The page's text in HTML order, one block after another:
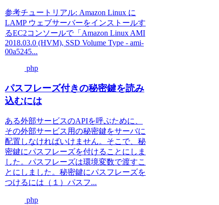
参考チュートリアル: Amazon Linux に
LAMP ウェブサーバーをインストールす
るEC2コンソールで「Amazon Linux AMI
2018.03.0 (HVM), SSD Volume Type - ami-
00a5245...
php
パスフレーズ付きの秘密鍵を読み
込むには
ある外部サービスのAPIを呼ぶために、
その外部サービス用の秘密鍵をサーバに
配置しなければいけません。そこで、秘
密鍵にパスフレーズを付けることにしま
した。パスフレーズは環境変数で渡すこ
とにしました。秘密鍵にパスフレーズを
つけるには（１）パスフ...
php